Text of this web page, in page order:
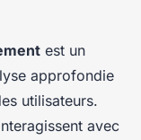
est un
approfondie
utilisateurs.
avec